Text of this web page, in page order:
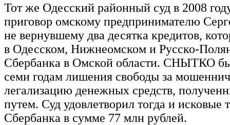
Тот же Одесский районный суд в 2008
приговор омскому предпринимателю
не вернувшему два десятка кредитов,
в Одесском, Нижнеомском и Русско-
Сбербанка в Омской области. СНЫТКО
семи годам лишения свободы за
легализацию денежных средств,
путем. Суд удовлетворил тогда и исковые
Сбербанка в сумме 77 млн рублей.